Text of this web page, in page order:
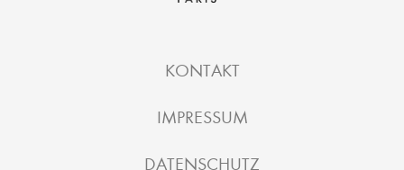
KONTAKT
IMPRESSUM
DATENSCHUTZ